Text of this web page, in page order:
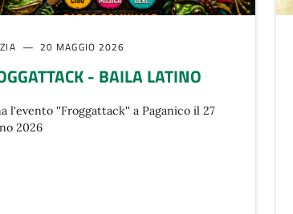
20 MAGGIO 2026
- BAILA LATINO
l'evento ''Froggattack'' a Paganico il 27
2026